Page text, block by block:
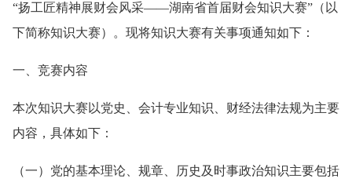
“扬工匠精神展财会风采——湖南省首届财会知识大赛”（以
下简称知识大赛）。现将知识大赛有关事项通知如下：
一、竞赛内容
本次知识大赛以党史、会计专业知识、财经法律法规为主要
内容，具体如下：
（一）党的基本理论、规章、历史及时事政治知识主要包括